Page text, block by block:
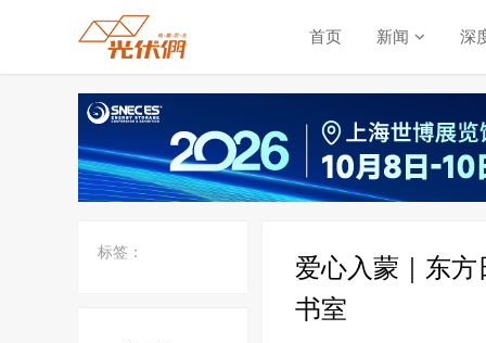
首页 新闻 深
标签：
爱心入蒙｜东方
书室